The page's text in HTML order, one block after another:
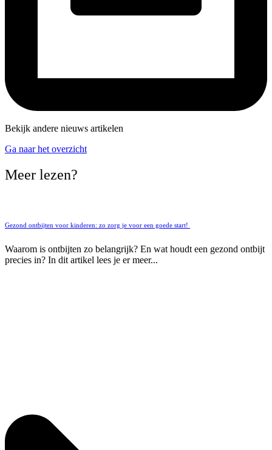
Bekijk andere nieuws artikelen
Ga naar het overzicht
Meer lezen?
Gezond ontbijten voor kinderen: zo zorg je voor een goede start!
Waarom is ontbijten zo belangrijk? En wat houdt een gezond ontbijt
precies in? In dit artikel lees je er meer...